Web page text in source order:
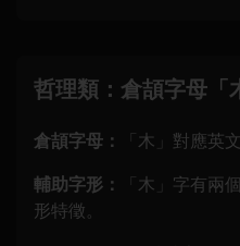
哲理類：倉頡字母「
倉頡字母：
「木」對應英
輔助字形：
「木」字有兩
形特徵。